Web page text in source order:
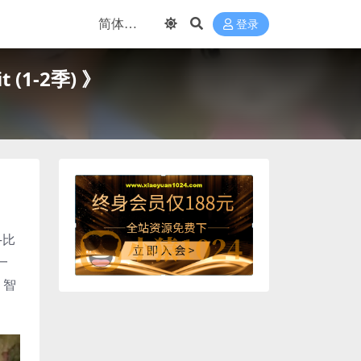
登录
2季) 》